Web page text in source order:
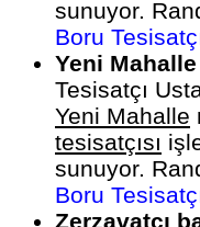
sunuyor.
Boru
Yeni Mahalle
Tesisatçı
Yeni Mahalle
tesisatçısı
sunuyor.
Boru
Zerzavatçı